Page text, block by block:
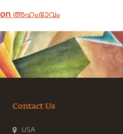
അഹംഭാവം
Contact Us
USA